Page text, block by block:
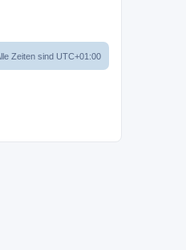
Zeiten sind UTC+01:00